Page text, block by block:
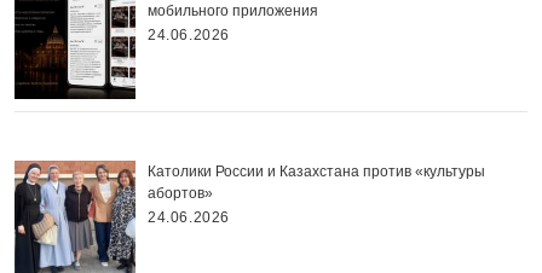
мобильного приложения
24.06.2026
Католики России и Казахстана против «культуры
абортов»
24.06.2026